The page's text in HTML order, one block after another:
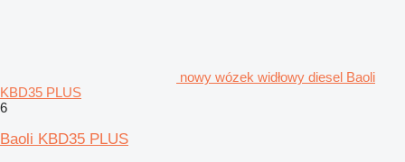
nowy wózek widłowy diesel Baoli
KBD35 PLUS
6
Baoli KBD35 PLUS